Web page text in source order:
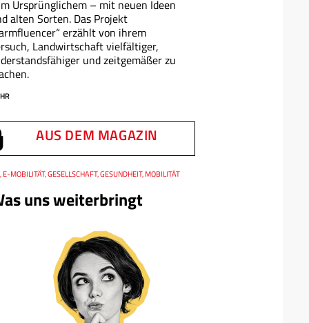
Ursprünglichem – mit neuen Ideen
alten Sorten. Das Projekt
erzählt von ihrem
Landwirtschaft vielfältiger,
und zeitgemäßer zu
AUS DEM MAGAZIN
uns weiterbringt
E-MOBILITÄT, GESELLSCHAFT, GESUNDHEIT, MOBILITÄT